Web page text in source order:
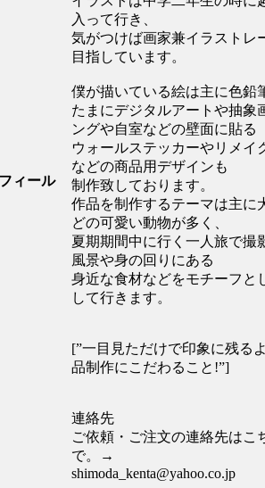
ィール
入って行き、
気がつけば画家兼イラストレ
目指しています。
僕が描いている絵は主に色鉛
たまにデジタルアートや抽象
ングや自室などの壁面に貼る
ウォールステッカーやリメイ
などの商品用デザインも
制作致しております。
作品を制作するテーマは主に
どの可愛い動物が多く、
夏期期間中に行く一人旅で撮
風景や身の回りにある
身近な食材などをモチーフと
して行きます。
[”一目見ただけで印象に残る
品制作にこだわること!”]
連絡先
ご依頼・ご注文の連絡先はこ
で。→
shimoda_kenta@yahoo.co.jp